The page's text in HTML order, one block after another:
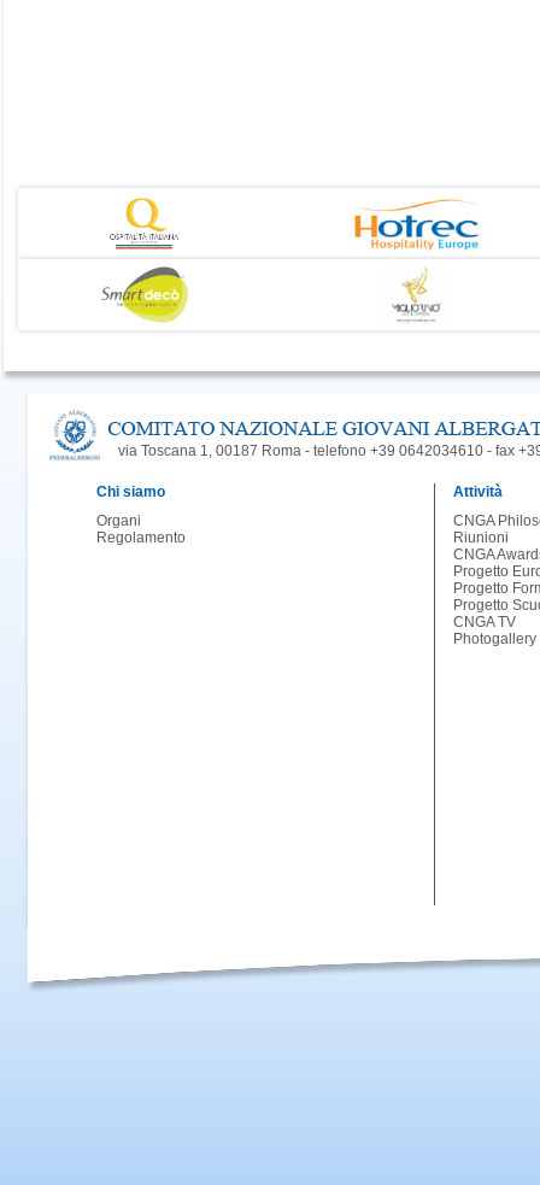
via Toscana 1, 00187 Roma - telefono +39 0642034610 - fax
Chi siamo
Organi
Regolamento
Attività
CNGA
Riunioni
CNGA
Progetto
Progetto
Progetto
CNGA TV
Photogallery